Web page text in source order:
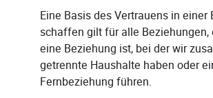
Eine Basis des Vertrauens in einer
schaffen gilt für alle Beziehungen,
eine Beziehung ist, bei der wir
getrennte Haushalte haben oder
Fernbeziehung führen.